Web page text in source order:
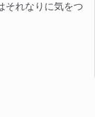
それなりに気をつ